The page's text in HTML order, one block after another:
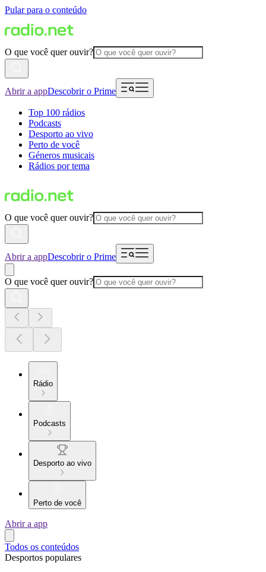
Pular para o conteúdo
O que você quer ouvir?
Abrir a appDescobrir o Prime
Top 100 rádios
Podcasts
Desporto ao vivo
Perto de você
Géneros musicais
Rádios por tema
O que você quer ouvir?
Abrir a appDescobrir o Prime
O que você quer ouvir?
Rádio
Podcasts
Desporto ao vivo
Perto de você
Abrir a app
Todos os conteúdos
Desportos populares